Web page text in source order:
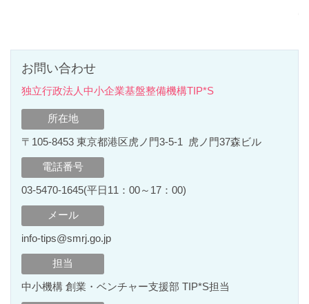
お問い合わせ
独立行政法人中小企業基盤整備機構TIP*S
所在地
〒105-8453 東京都港区虎ノ門3-5-1 虎ノ門37森ビル
電話番号
03-5470-1645(平日11：00～17：00)
メール
info-tips@smrj.go.jp
担当
中小機構 創業・ベンチャー支援部 TIP*S担当